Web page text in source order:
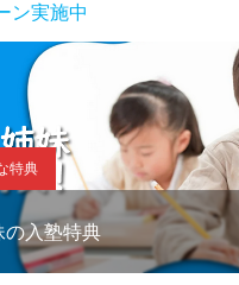
ン実施中
特典
の入塾特典